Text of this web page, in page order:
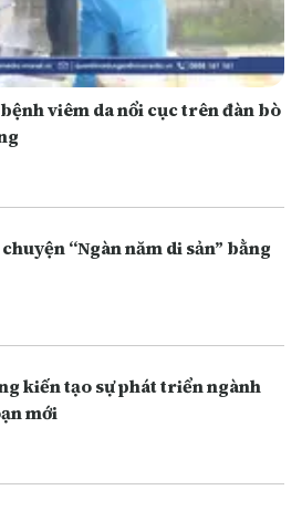
viêm da nổi cục trên đàn bò
“Ngàn năm di sản” bằng
kiến tạo sự phát triển ngành
mới